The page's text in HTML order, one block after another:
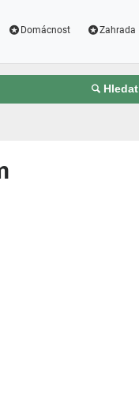
Domácnost Zahrada
Hledat